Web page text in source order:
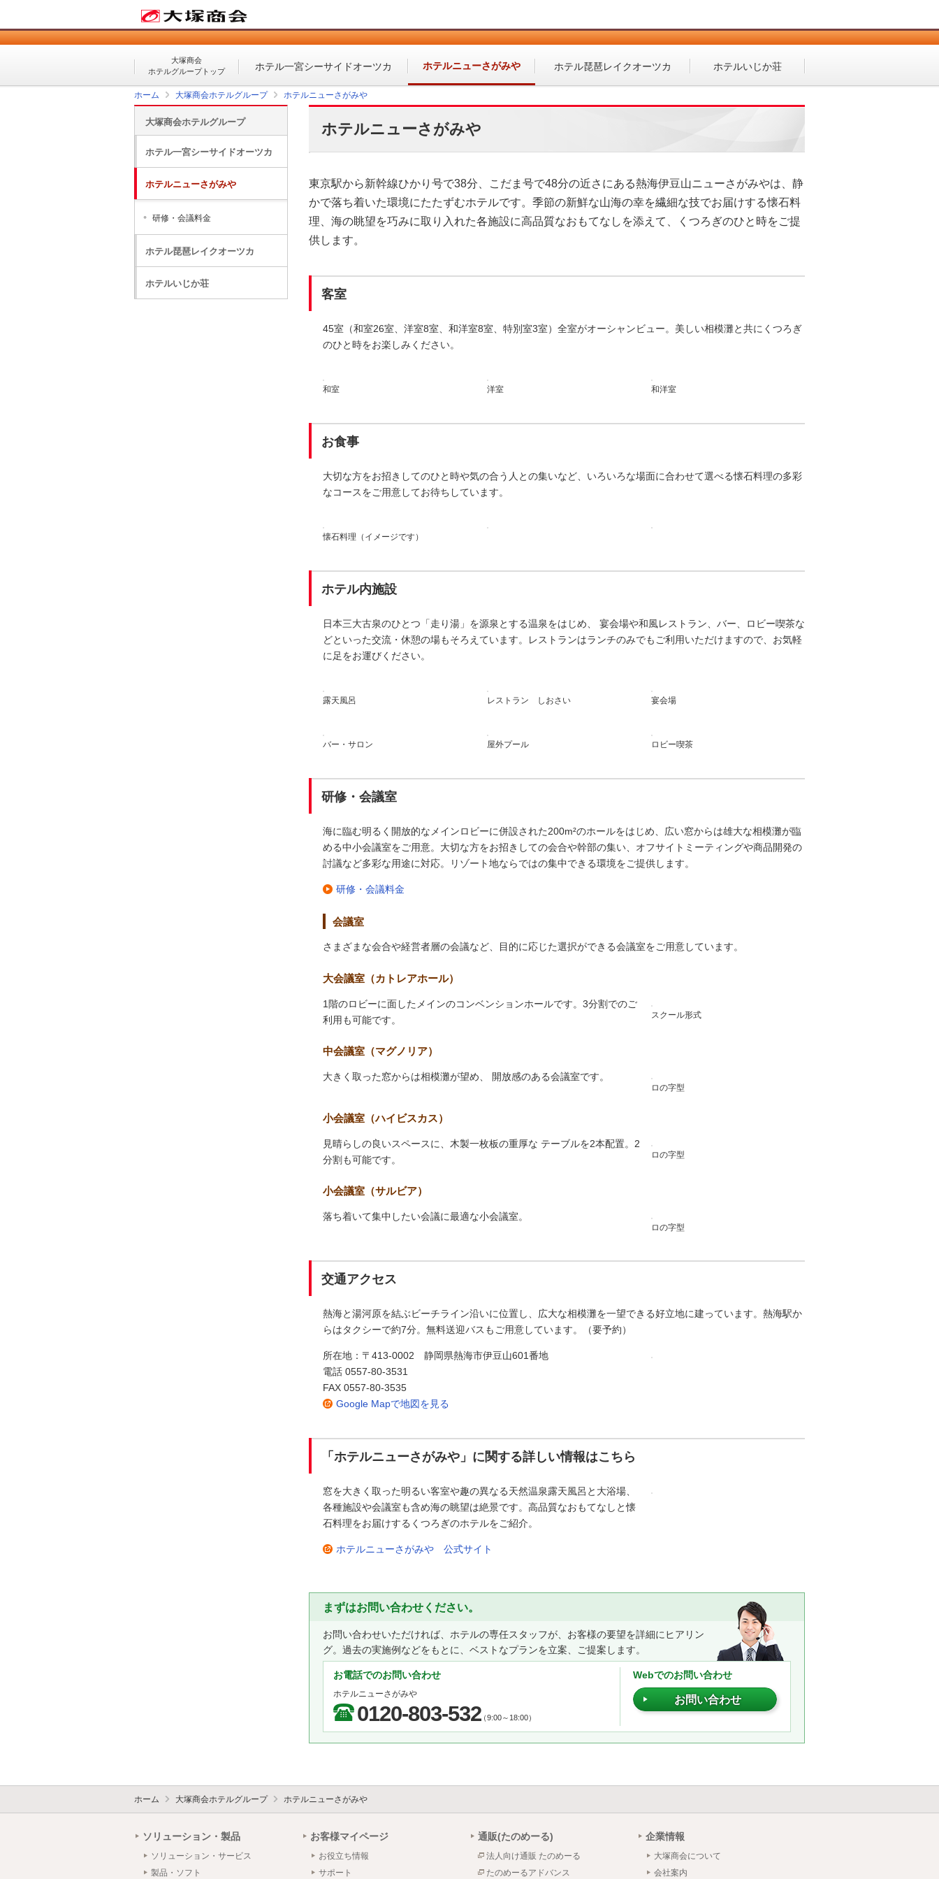
大塚商会
ホテルグループトップ
ホテル一宮シーサイドオーツカ ホテルニューさがみや ホテル琵琶レイクオーツカ ホテルいじか荘
ホーム 大塚商会ホテルグループ ホテルニューさがみや
ホテルニューさがみや
東京駅から新幹線ひかり号で38分、こだま号で48分の近さにある熱海伊豆山ニューさがみやは、静
かで落ち着いた環境にたたずむホテルです。季節の新鮮な山海の幸を繊細な技でお届けする懐石料
理、海の眺望を巧みに取り入れた各施設に高品質なおもてなしを添えて、くつろぎのひと時をご提
供します。
客室
45室（和室26室、洋室8室、和洋室8室、特別室3室）全室がオーシャンビュー。美しい相模灘と共にくつろぎ
のひと時をお楽しみください。
和室 洋室 和洋室
お食事
大切な方をお招きしてのひと時や気の合う人との集いなど、いろいろな場面に合わせて選べる懐石料理の多彩
なコースをご用意してお待ちしています。
懐石料理（イメージです）
ホテル内施設
日本三大古泉のひとつ「走り湯」を源泉とする温泉をはじめ、 宴会場や和風レストラン、バー、ロビー喫茶な
どといった交流・休憩の場もそろえています。レストランはランチのみでもご利用いただけますので、お気軽
に足をお運びください。
露天風呂 レストラン しおさい 宴会場
バー・サロン 屋外プール ロビー喫茶
研修・会議室
海に臨む明るく開放的なメインロビーに併設された200m²のホールをはじめ、広い窓からは雄大な相模灘が臨
める中小会議室をご用意。大切な方をお招きしての会合や幹部の集い、オフサイトミーティングや商品開発の
討議など多彩な用途に対応。リゾート地ならではの集中できる環境をご提供します。
研修・会議料金
会議室
さまざまな会合や経営者層の会議など、目的に応じた選択ができる会議室をご用意しています。
大会議室（カトレアホール）
1階のロビーに面したメインのコンベンションホールです。3分割でのご
利用も可能です。
スクール形式
中会議室（マグノリア）
大きく取った窓からは相模灘が望め、 開放感のある会議室です。
ロの字型
小会議室（ハイビスカス）
見晴らしの良いスペースに、木製一枚板の重厚な テーブルを2本配置。2
分割も可能です。
ロの字型
小会議室（サルビア）
落ち着いて集中したい会議に最適な小会議室。
ロの字型
交通アクセス
熱海と湯河原を結ぶビーチライン沿いに位置し、広大な相模灘を一望できる好立地に建っています。熱海駅か
らはタクシーで約7分。無料送迎バスもご用意しています。（要予約）
所在地：〒413-0002 静岡県熱海市伊豆山601番地
電話 0557-80-3531
FAX 0557-80-3535
Google Mapで地図を見る
「ホテルニューさがみや」に関する詳しい情報はこちら
窓を大きく取った明るい客室や趣の異なる天然温泉露天風呂と大浴場、
各種施設や会議室も含め海の眺望は絶景です。高品質なおもてなしと懐
石料理をお届けするくつろぎのホテルをご紹介。
ホテルニューさがみや 公式サイト
まずはお問い合わせください。
お問い合わせいただければ、ホテルの専任スタッフが、お客様の要望を詳細にヒアリン
グ。過去の実施例などをもとに、ベストなプランを立案、ご提案します。
お電話でのお問い合わせ
ホテルニューさがみや
0120-803-532（9:00～18:00）
Webでのお問い合わせ
お問い合わせ
大塚商会ホテルグループ
ホテル一宮シーサイドオーツカ
ホテルニューさがみや
研修・会議料金
ホテル琵琶レイクオーツカ
ホテルいじか荘
ホーム 大塚商会ホテルグループ ホテルニューさがみや
ソリューション・製品
ソリューション・サービス
製品・ソフト
お客様マイページ
お役立ち情報
サポート
通販(たのめーる)
法人向け通販 たのめーる
たのめーるアドバンス
企業情報
大塚商会について
会社案内